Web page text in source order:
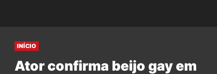
INÍCIO
Ator confirma beijo gay em